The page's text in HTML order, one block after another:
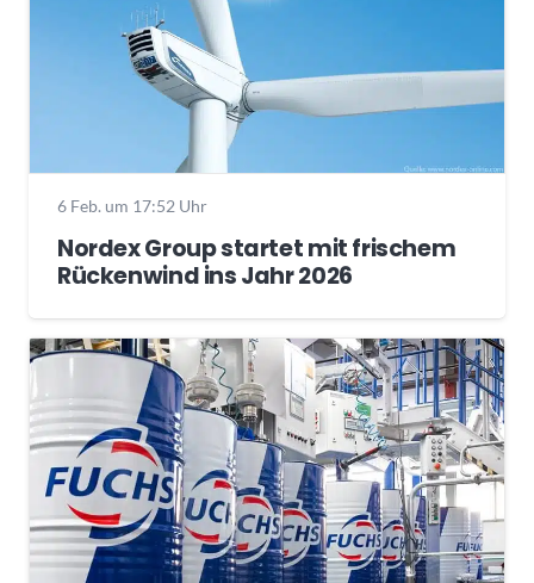
6 Feb. um 17:52 Uhr
Nordex Group startet mit frischem
Rückenwind ins Jahr 2026